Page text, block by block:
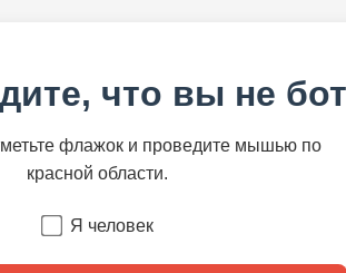
что вы не бот
флажок и проведите мышью по
красной области.
Я человек